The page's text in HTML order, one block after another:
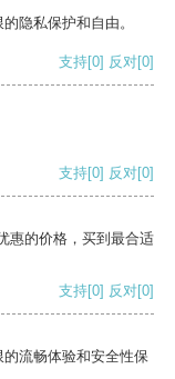
隐私保护和自由。
支持[0] 反对[0]
支持[0] 反对[0]
惠的价格，买到最合适
支持[0] 反对[0]
流畅体验和安全性保